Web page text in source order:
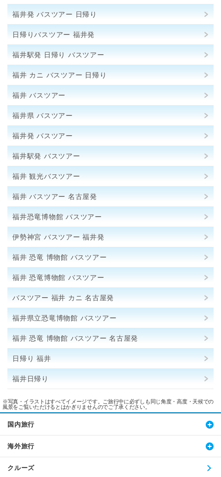
福井発 バスツアー 日帰り
日帰りバスツアー 福井発
福井駅発 日帰り バスツアー
福井 カニ バスツアー 日帰り
福井 バスツアー
福井県 バスツアー
福井発 バスツアー
福井駅発 バスツアー
福井 観光バスツアー
福井 バスツアー 名古屋発
福井恐竜博物館 バスツアー
伊勢神宮 バスツアー 福井発
福井 恐竜 博物館 バスツアー
福井 恐竜博物館 バスツアー
バスツアー 福井 カニ 名古屋発
福井県立恐竜博物館 バスツアー
福井 恐竜 博物館 バスツアー 名古屋発
日帰り 福井
福井日帰り
※写真・イラストはすべてイメージです。ご旅行中に必ずしも同じ角度・高度・天候での
風景をご覧いただけるとはかぎりませんのでご了承ください。
国内旅行
海外旅行
クルーズ